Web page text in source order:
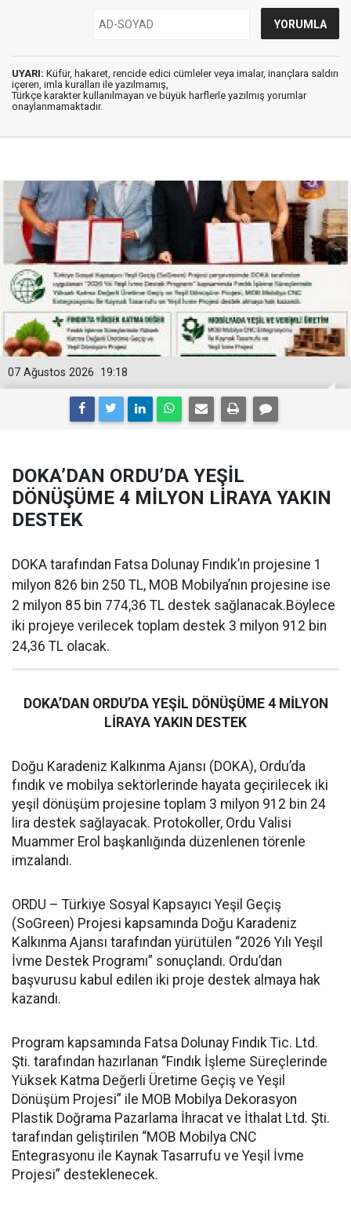
UYARI: Küfür, hakaret, rencide edici cümleler veya imalar, inançlara saldırı
içeren, imla kuralları ile yazılmamış,
Türkçe karakter kullanılmayan ve büyük harflerle yazılmış yorumlar
onaylanmamaktadır.
19:18
07 Ağustos 2026
DOKA’DAN ORDU’DA YEŞİL
DÖNÜŞÜME 4 MİLYON LİRAYA YAKIN
DESTEK
DOKA tarafından Fatsa Dolunay Fındık’ın projesine 1
milyon 826 bin 250 TL, MOB Mobilya’nın projesine ise
2 milyon 85 bin 774,36 TL destek sağlanacak.Böylece
iki projeye verilecek toplam destek 3 milyon 912 bin
24,36 TL olacak.
DOKA’DAN ORDU’DA YEŞİL DÖNÜŞÜME 4 MİLYON
LİRAYA YAKIN DESTEK
Doğu Karadeniz Kalkınma Ajansı (DOKA), Ordu’da
fındık ve mobilya sektörlerinde hayata geçirilecek iki
yeşil dönüşüm projesine toplam 3 milyon 912 bin 24
lira destek sağlayacak. Protokoller, Ordu Valisi
Muammer Erol başkanlığında düzenlenen törenle
imzalandı.
ORDU – Türkiye Sosyal Kapsayıcı Yeşil Geçiş
(SoGreen) Projesi kapsamında Doğu Karadeniz
Kalkınma Ajansı tarafından yürütülen “2026 Yılı Yeşil
İvme Destek Programı” sonuçlandı. Ordu’dan
başvurusu kabul edilen iki proje destek almaya hak
kazandı.
Program kapsamında Fatsa Dolunay Fındık Tic. Ltd.
Şti. tarafından hazırlanan “Fındık İşleme Süreçlerinde
Yüksek Katma Değerli Üretime Geçiş ve Yeşil
Dönüşüm Projesi” ile MOB Mobilya Dekorasyon
Plastik Doğrama Pazarlama İhracat ve İthalat Ltd. Şti.
tarafından geliştirilen “MOB Mobilya CNC
Entegrasyonu ile Kaynak Tasarrufu ve Yeşil İvme
Projesi” desteklenecek.